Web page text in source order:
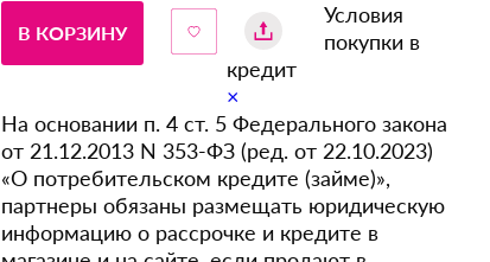
В КОРЗИНУ
Условия
покупки в
кредит
×
На основании п. 4 ст. 5 Федерального закона
от 21.12.2013 N 353-ФЗ (ред. от 22.10.2023)
«О потребительском кредите (займе)»,
партнеры обязаны размещать юридическую
информацию о рассрочке и кредите в